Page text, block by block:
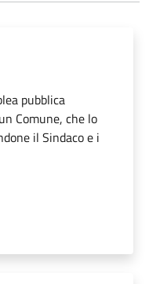
pubblica
Comune, che lo
il Sindaco e i